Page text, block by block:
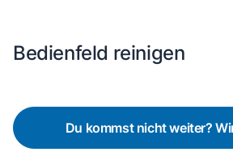
Bedienfeld reinigen
Du kommst nicht weiter?